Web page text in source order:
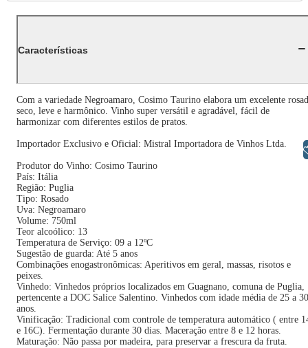
Características
Com a variedade Negroamaro, Cosimo Taurino elabora um excelente
seco, leve e harmônico. Vinho super versátil e agradável, fácil de
harmonizar com diferentes estilos de pratos.
Importador Exclusivo e Oficial: Mistral Importadora de Vinhos Ltda.
Produtor do Vinho: Cosimo Taurino
País: Itália
Região: Puglia
Tipo: Rosado
Uva: Negroamaro
Volume: 750ml
Teor alcoólico: 13
Temperatura de Serviço: 09 a 12ºC
Sugestão de guarda: Até 5 anos
Combinações enogastronômicas: Aperitivos em geral, massas, risotos e
peixes.
Vinhedo: Vinhedos próprios localizados em Guagnano, comuna de Puglia,
pertencente a DOC Salice Salentino. Vinhedos com idade média de 25 a 30
anos.
Vinificação: Tradicional com controle de temperatura automático ( entre
e 16C). Fermentação durante 30 dias. Maceração entre 8 e 12 horas.
Maturação: Não passa por madeira, para preservar a frescura da fruta.
Libras